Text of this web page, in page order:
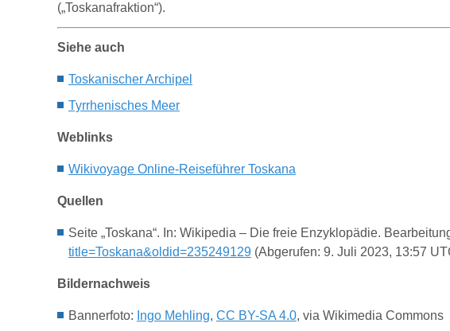
(„Toskanafraktion“).
Siehe auch
Toskanischer Archipel
Tyrrhenisches Meer
Weblinks
Wikivoyage Online-Reiseführer Toskana
Quellen
Seite „Toskana“. In: Wikipedia – Die freie Enzyklopädie.
title=Toskana&oldid=235249129 (Abgerufen: 9. Juli 2023, 13:57
Bildernachweis
Bannerfoto: Ingo Mehling, CC BY-SA 4.0, via Wikimedia Commons